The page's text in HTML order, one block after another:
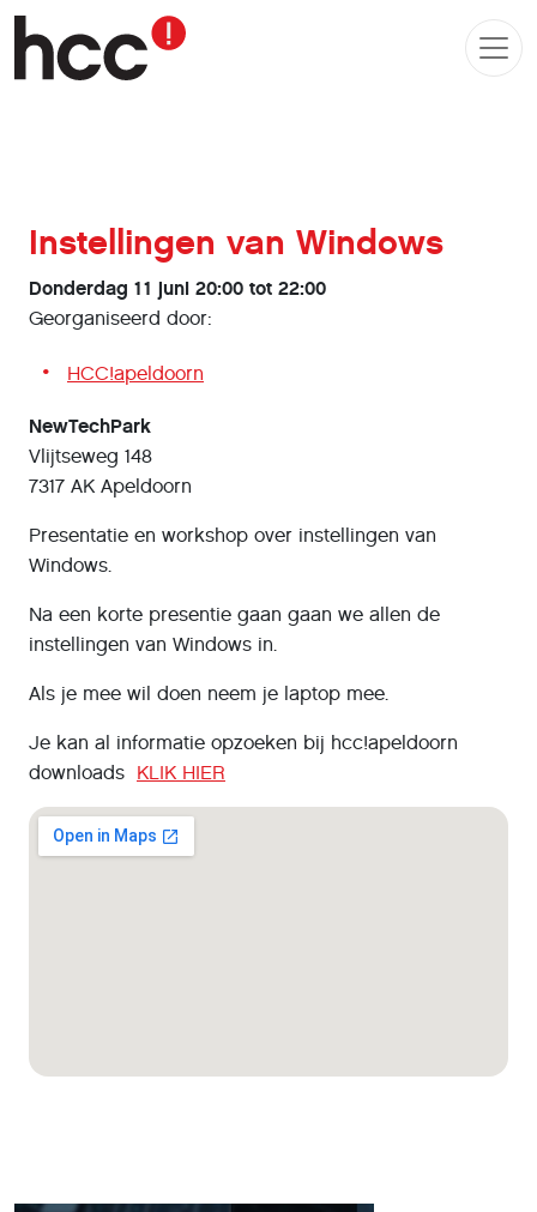
Instellingen van Windows
Donderdag 11 juni 20:00 tot 22:00
Georganiseerd door:
HCC!apeldoorn
NewTechPark
Vlijtseweg 148
7317 AK Apeldoorn
Presentatie en workshop over instellingen van
Windows.
Na een korte presentie gaan gaan we allen de
instellingen van Windows in.
Als je mee wil doen neem je laptop mee.
Je kan al informatie opzoeken bij hcc!apeldoorn
downloads KLIK HIER